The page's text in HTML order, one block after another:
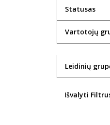
Rasa
Ūla
Statusas
Vartotojų
Leidinių
Išvalyti